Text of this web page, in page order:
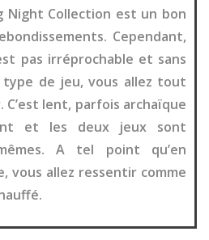
Night Collection est un bon
Cependant,
pas irréprochable et sans
type de jeu, vous allez tout
C’est lent, parfois archaïque
et les deux jeux sont
A tel point qu’en
vous allez ressentir comme